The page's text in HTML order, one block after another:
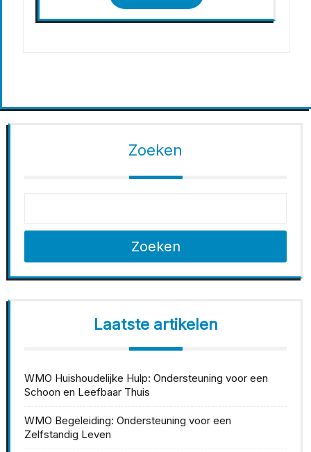
Zoeken
Zoeken
Laatste artikelen
WMO Huishoudelijke Hulp: Ondersteuning voor een
Schoon en Leefbaar Thuis
WMO Begeleiding: Ondersteuning voor een
Zelfstandig Leven